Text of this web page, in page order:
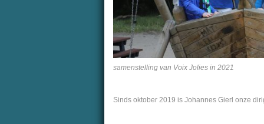
samenstelling van Voix Jolies in 2021
Sinds oktober 2019 is Johannes Gierl onze